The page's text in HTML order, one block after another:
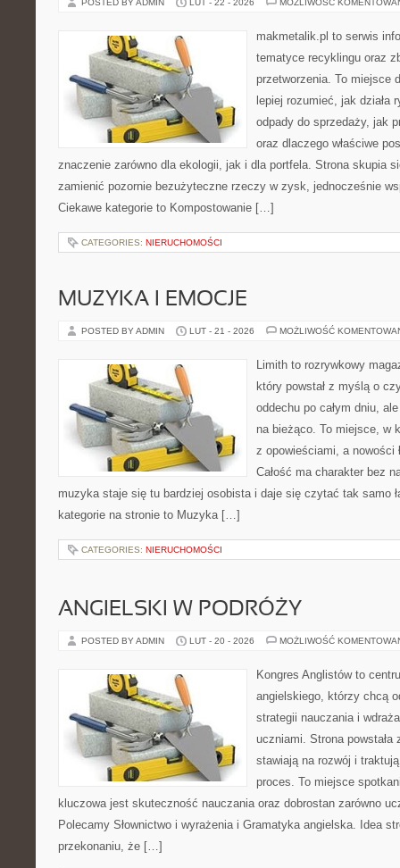
POSTED BY ADMIN LUT - 22 - 2026 MOŻLIWOŚĆ
makmetalik.pl to serwis
tematyce recyklingu oraz
przetworzenia. To miejsce
lepiej rozumieć, jak działa
odpady do sprzedaży, jak
oraz dlaczego właściwe
znaczenie zarówno dla ekologii, jak i dla portfela. Strona skupia
zamienić pozornie bezużyteczne rzeczy w zysk, jednocześnie
Ciekawe kategorie to Kompostowanie […]
CATEGORIES: NIERUCHOMOŚCI
MUZYKA I EMOCJE
POSTED BY ADMIN LUT - 21 - 2026 MOŻLIWOŚĆ
Limith to rozrywkowy
który powstał z myślą o
oddechu po całym dniu,
na bieżąco. To miejsce, w
z opowieściami, a nowości
Całość ma charakter bez
muzyka staje się tu bardziej osobista i daje się czytać tak samo
kategorie na stronie to Muzyka […]
CATEGORIES: NIERUCHOMOŚCI
ANGIELSKI W PODRÓŻY
POSTED BY ADMIN LUT - 20 - 2026 MOŻLIWOŚĆ
Kongres Anglistów to
angielskiego, którzy chcą
strategii nauczania i
uczniami. Strona
stawiają na rozwój i
proces. To miejsce
kluczowa jest skuteczność nauczania oraz dobrostan zarówno
Polecamy Słownictwo i wyrażenia i Gramatyka angielska. Idea
przekonaniu, że […]